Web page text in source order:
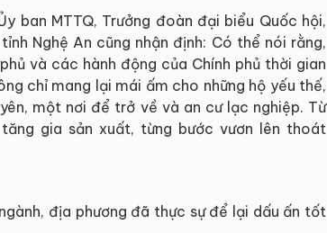
ban MTTQ, Trưởng đoàn đại biểu Quốc hội,
Nghệ An cũng nhận định: Có thể nói rằng,
và các hành động của Chính phủ thời gian
chỉ mang lại mái ấm cho những hộ yếu thế,
một nơi để trở về và an cư lạc nghiệp. Từ
gia sản xuất, từng bước vươn lên thoát
địa phương đã thực sự để lại dấu ấn tốt